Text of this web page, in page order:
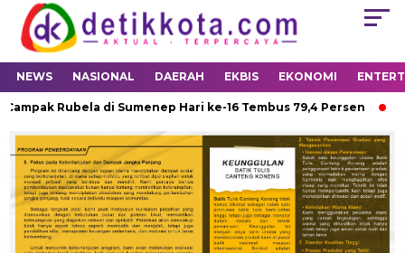
NEWS NASIONAL DAERAH EKBIS EKONOMI
Rubela di Sumenep Hari ke-16 Tembus 79,4 Persen